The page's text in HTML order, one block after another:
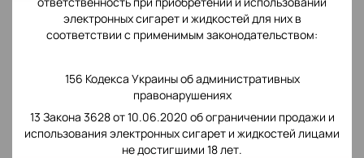
электронных сигарет и жидкостей для них в
соответствии с применимым законодательством:
156 Кодекса Украины об административных
правонарушениях
13 Закона 3628 от 10.06.2020 об ограничении продажи и
использования электронных сигарет и жидкостей лицами
не достигшими 18 лет.
Добавьте первый отзыв